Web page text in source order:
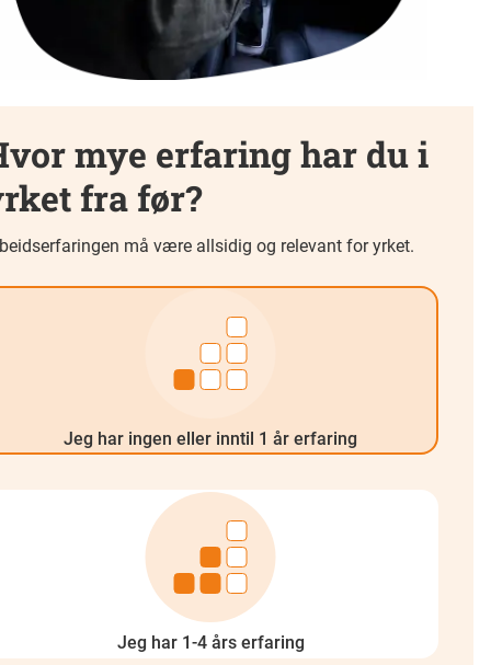
mye erfaring har du i
fra før?
må være allsidig og relevant for yrket.
Jeg har ingen eller inntil 1 år erfaring
Jeg har 1-4 års erfaring